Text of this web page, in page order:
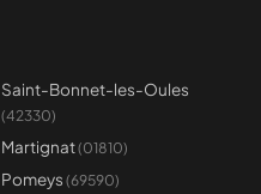
Saint-Bonnet-les-Oules
(42330)
Martignat(01810)
Pomeys (69590)